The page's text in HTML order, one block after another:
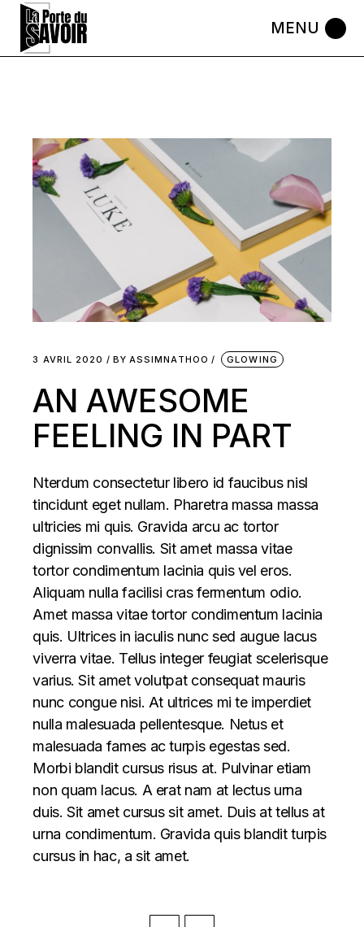
Skip
content
3 AVRIL 2020 BY ASSIMNATHOO GLOWING
AN AWESOME
FEELING IN PART
Nterdum consectetur libero id faucibus nisl
tincidunt eget nullam. Pharetra massa massa
ultricies mi quis. Gravida arcu ac tortor
dignissim convallis. Sit amet massa vitae
tortor condimentum lacinia quis vel eros.
Aliquam nulla facilisi cras fermentum odio.
Amet massa vitae tortor condimentum lacinia
quis. Ultrices in iaculis nunc sed augue lacus
viverra vitae. Tellus integer feugiat scelerisque
varius. Sit amet volutpat consequat mauris
nunc congue nisi. At ultrices mi te imperdiet
nulla malesuada pellentesque. Netus et
malesuada fames ac turpis egestas sed.
Morbi blandit cursus risus at. Pulvinar etiam
non quam lacus. A erat nam at lectus urna
duis. Sit amet cursus sit amet. Duis at tellus at
urna condimentum. Gravida quis blandit turpis
cursus in hac, a sit amet.